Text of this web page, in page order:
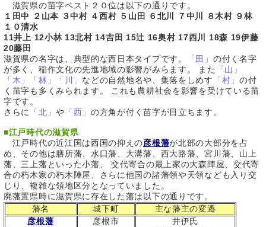
滋賀県の苗字ベスト２０位は以下の通りです。
１田中 ２山本 ３中村 ４西村 ５山田 ６北川 ７中川 ８木村 ９林
１０清水
11井上 12小林 13北村 14吉田 15辻 16奥村 17西川 18森 19伊藤
20藤田
滋賀県の名字は、典型的な西日本タイプです。
「田」 の付く名字
が多く、稲作文化の先進地域の影響がみらます。 また
「山」
「木」「林」「川」 などの自然地名や、集落をしめす 「村」 の付
く苗字も多くみられます。 これも農耕社会を影響を受けている苗
字です。
さらに
「北」や 「西」の方角が付く苗字が目立ちます。
■江戸時代の滋賀県
江戸時代の近江国は西国の抑えの彦根藩が北部の大部分を占
め、その他は膳所藩、水口藩、大溝藩、西大路藩、宮川藩、山上
藩、三上藩といった小藩、 交代寄合の最上家の大森陣屋、交代寄
合の朽木家の朽木陣屋、さらに他国の諸藩領や天領なども入り交
じり、複雑な領地区分となっていました。
廃藩置県時に滋賀県に存在した藩は以下の通りです。
藩名
城下町
主な藩主の変遷
彦根藩
彦根市
井伊氏